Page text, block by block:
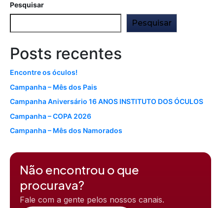
Pesquisar
Pesquisar
Posts recentes
Encontre os óculos!
Campanha – Mês dos Pais
Campanha Aniversário 16 ANOS INSTITUTO DOS ÓCULOS
Campanha – COPA 2026
Campanha – Mês dos Namorados
Comentários
Nenhum comentário para mostrar.
Não encontrou o que
procurava?
Fale com a gente pelos nossos canais.